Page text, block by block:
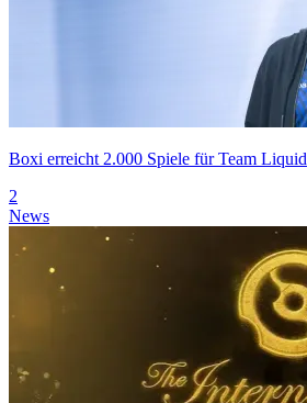
Boxi erreicht 2.000 Spiele für Team Liquid
2
News